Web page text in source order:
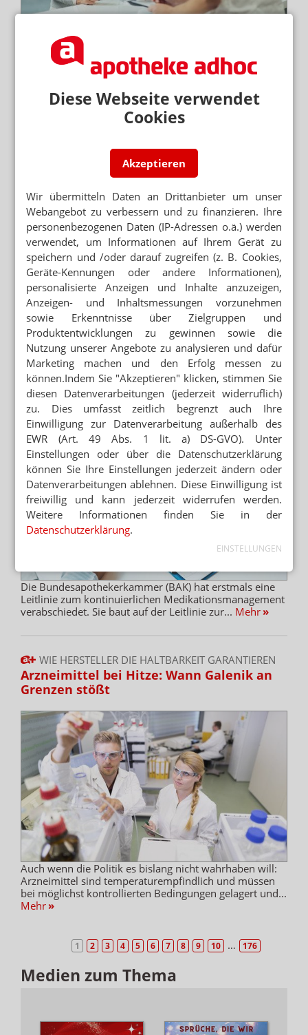
Diese Webseite verwendet
Cookies
Akzeptieren
Wir übermitteln Daten an Drittanbieter um unser
Webangebot zu verbessern und zu finanzieren. Ihre
personenbezogenen Daten (IP-Adressen o.ä.) werden
verwendet, um Informationen auf Ihrem Gerät zu
speichern und /oder darauf zugreifen (z. B. Cookies,
Geräte-Kennungen oder andere Informationen),
personalisierte Anzeigen und Inhalte anzuzeigen,
Anzeigen- und Inhaltsmessungen vorzunehmen
sowie Erkenntnisse über Zielgruppen und
Produktentwicklungen zu gewinnen sowie die
Nutzung unserer Angebote zu analysieren und dafür
Marketing machen und den Erfolg messen zu
können.Indem Sie "Akzeptieren" klicken, stimmen Sie
diesen Datenverarbeitungen (jederzeit widerruflich)
zu. Dies umfasst zeitlich begrenzt auch Ihre
Einwilligung zur Datenverarbeitung außerhalb des
EWR (Art. 49 Abs. 1 lit. a) DS-GVO). Unter
Einstellungen oder über die Datenschutzerklärung
können Sie Ihre Einstellungen jederzeit ändern oder
Datenverarbeitungen ablehnen. Diese Einwilligung ist
freiwillig und kann jederzeit widerrufen werden.
Weitere Informationen finden Sie in der
Datenschutzerklärung.
EINSTELLUNGEN
Männer-Krankheit“. Doch ein geschlechtsspezifischer
Blick auf die Neurologie offenbart deutliche...
NEUE EINTEILUNG
Harnwegsinfekt: Systemisch statt
Harnwegsinfektionen wurden bislang in unkompliziert
und kompliziert unterteilt. Damit ist jetzt Schluss. Die
Europäische Gesellschaft für Urologie (EAU)...Mehr »
BAK-LEITLINIE
Medikationsmanagement nur im
persönlichen Kontakt
Die Bundesapothekerkammer (BAK) hat erstmals eine
Leitlinie zum kontinuierlichen Medikationsmanagement
verabschiedet. Sie baut auf der Leitlinie zur... Mehr »
WIE HERSTELLER DIE HALTBARKEIT GARANTIEREN
Arzneimittel bei Hitze: Wann Galenik an
Grenzen stößt
Auch wenn die Politik es bislang nicht wahrhaben will:
Arzneimittel sind temperaturempfindlich und müssen
bei möglichst kontrollierten Bedingungen gelagert und...
Mehr »
1 2 3 4 5 6 7 8 9 10 … 176
Medien zum Thema